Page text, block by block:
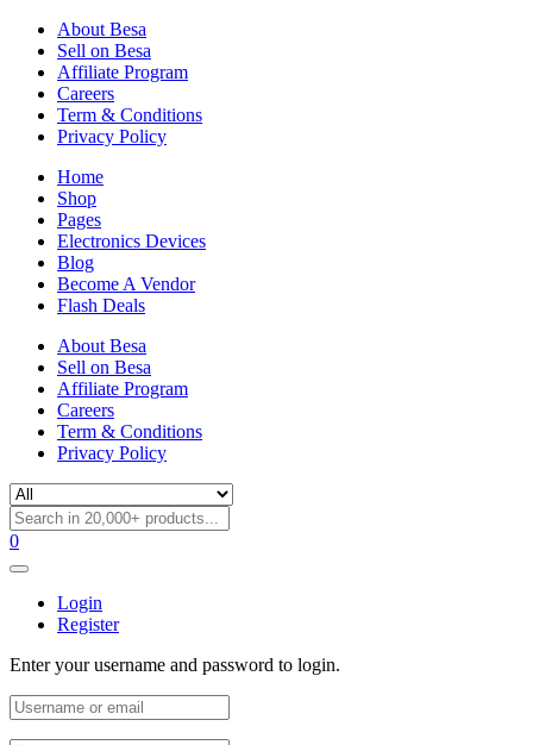
About Besa
Sell on Besa
Affiliate Program
Careers
Term & Conditions
Privacy Policy
Home
Shop
Pages
Electronics Devices
Blog
Become A Vendor
Flash Deals
About Besa
Sell on Besa
Affiliate Program
Careers
Term & Conditions
Privacy Policy
0
Login
Register
Enter your username and password to login.